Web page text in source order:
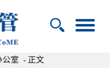
公室 - 正文